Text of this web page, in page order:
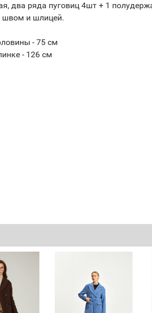
два ряда пуговиц 4шт + 1
швом и шлицей.
- 75 см
- 126 см